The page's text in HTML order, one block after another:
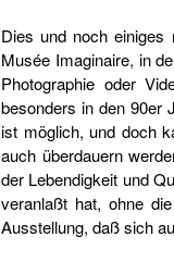
Dies und noch einiges
Musée Imaginaire, in
Photographie oder
besonders in den 90er
ist möglich, und doch
auch überdauern
der Lebendigkeit und
veranlaßt hat, ohne
Ausstellung, daß sich